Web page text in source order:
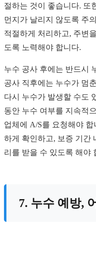
절하는 것이 좋습니다. 또
먼지가 날리지 않도록 주
적절하게 처리하고, 주변
도록 노력해야 합니다.
누수 공사 후에는 반드시
공사 직후에는 누수가 멈
다시 누수가 발생할 수도
동안 누수 여부를 지속적
업체에 A/S를 요청해야
하게 확인하고, 보증 기간
리를 받을 수 있도록 해야
7. 누수 예방,